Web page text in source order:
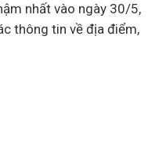
nhất vào ngày 30/5,
thông tin về địa điểm,